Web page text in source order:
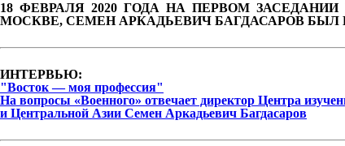
18 ФЕВРАЛЯ 2020 ГОДА НА ПЕРВОМ
МОСКВЕ, СЕМЕН АРКАДЬЕВИЧ БАГДАСАРОВ БЫЛ
ИНТЕРВЬЮ:
"Восток — моя профессия"
На вопросы «Военного» отвечает директор Центра
и Центральной Азии Семен Аркадьевич Багдасаров